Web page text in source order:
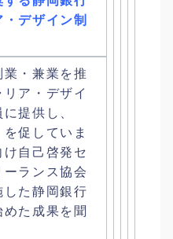
デザイン制
・兼業を推
ア・ デザイ
提供し、
を促していま
自己啓発セ
ーランス協会
した静岡銀行
た成果を聞